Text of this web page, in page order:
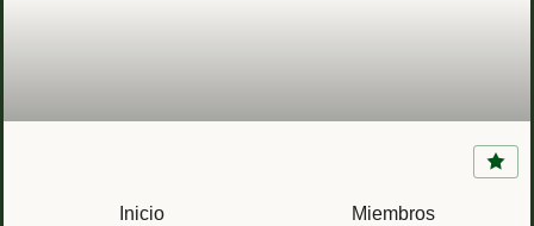
Inicio Miembros